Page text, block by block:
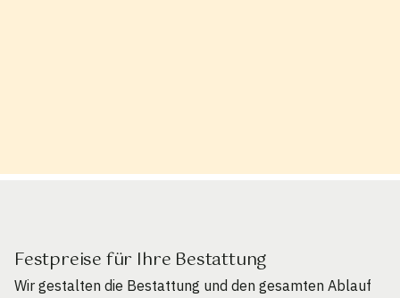
Festpreise für Ihre Bestattung
Wir gestalten die Bestattung und den gesamten Ablauf